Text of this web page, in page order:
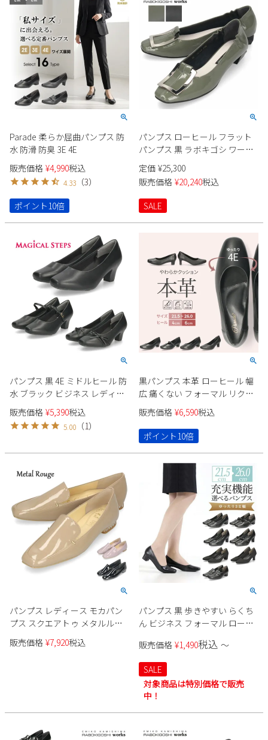
1
2
4 7
8
9
10 11 13 14
15
16
18 20
22
23
24 25 27 28
29
30
31
日 月 火 木 金
土
3 4
5
6
7 10
13
14 17 18
20
21 24
新規会員登録
会社概要
プライバシーポリシー
特定商取引法に基づく表示
お問い合わせ
Parade 柔らか屈曲パンプス 防
水 防滑 防臭 3E 4E
販売価格 ¥4,990税込
4.33 （3）
ポイント10倍
パンプス ローヒール フラット
パンプス 黒 ラボキゴシ ワーク
ス 12763 ブラック グレー 太ヒ
ール レディース 靴 日本製
RABOKIGOSHI works
定価 ¥25,300
販売価格 ¥20,240税込
SALE
パンプス 黒 4E ミドルヒール 防
水 ブラック ビジネス レディー
ス スクエアトゥ マジカルステ
ップス 55401 55402 55403
販売価格 ¥5,390税込
5.00 （1）
黒パンプス 本革 ローヒール 幅
広 痛くない フォーマル リクル
ート ビジネス 冠婚葬祭 4E ゆっ
たり幅 大きいサイズ 小さいサ
イズ ストラップ Parade
販売価格 ¥6,590税込
ポイント10倍
パンプス レディース モカパン
プス スクエアトゥ メタルルー
ジュ ブラック 黒 ベージュ パー
プル ローヒール エナメル フラ
販売価格 ¥7,920税込
パンプス 黒 歩きやすい らくち
ん ビジネス フォーマル ローヒ
Valentino 黒パンプス オフィス
リクルート 就活 靴 仕事用 通勤
レディース ストラップ ブラッ
ク ロメオバレンチノ 冠婚葬祭
販売価格 ¥1,490税込 〜
SALE
対象商品は特別価格で販売
中！